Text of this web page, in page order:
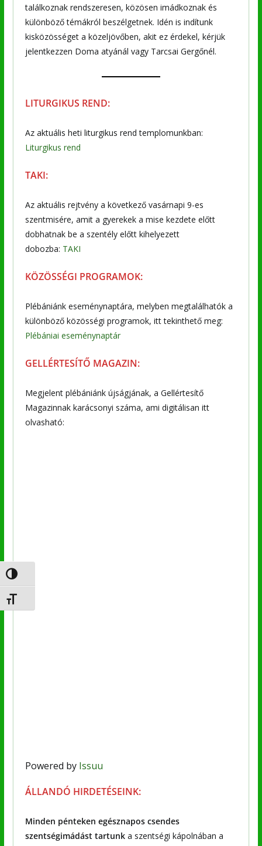
Nagy kontraszt váltása
Betűméret váltása
találkoznak rendszeresen, közösen imádkoznak és
különböző témákról beszélgetnek. Idén is indítunk
kisközösséget a közeljövőben, akit ez érdekel, kérjük
jelentkezzen Doma atyánál vagy Tarcsai Gergőnél.
LITURGIKUS REND:
Az aktuális heti liturgikus rend templomunkban:
Liturgikus rend
TAKI:
Az aktuális rejtvény a következő vasárnapi 9-es
szentmisére, amit a gyerekek a mise kezdete előtt
dobhatnak be a szentély előtt kihelyezett
dobozba: TAKI
KÖZÖSSÉGI PROGRAMOK:
Plébániánk eseménynaptára, melyben megtalálhatók a
különböző közösségi programok, itt tekinthető meg:
Plébániai eseménynaptár
GELLÉRTESÍTŐ MAGAZIN:
Megjelent plébániánk újságjának, a Gellértesítő
Magazinnak karácsonyi száma, ami digitálisan itt
olvasható:
Powered by Issuu
ÁLLANDÓ HIRDETÉSEINK:
Minden pénteken egésznapos csendes
szentségimádást tartunka szentségi kápolnában a